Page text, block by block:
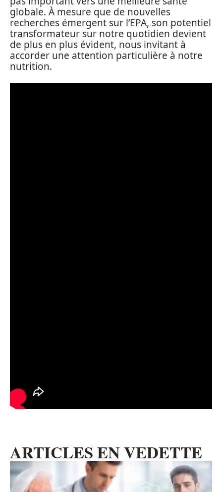
globale. À mesure que de nouvelles
recherches émergent sur l’EPA, son potentiel
transformateur sur notre quotidien devient
de plus en plus évident, nous invitant à
accorder une attention particulière à notre
nutrition.
ARTICLES EN VEDETTE